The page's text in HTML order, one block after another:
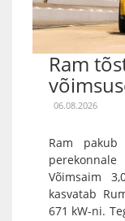
Ram
06.08.2026
Ram pakub
Võimsaim
kasvatab
671 kW-ni.